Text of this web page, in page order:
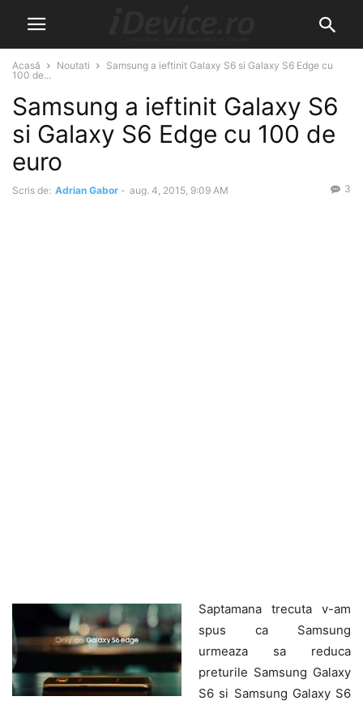
Acasă Noutati
Samsung a ieftinit Galaxy S6 si Galaxy S6 Edge cu
100 de...
Samsung a ieftinit Galaxy S6
si Galaxy S6 Edge cu 100 de
euro
Scris de: Adrian Gabor - aug. 4, 2015, 9:09 AM 3
Saptamana trecuta v-am
spus ca Samsung
urmeaza sa reduca
preturile Samsung Galaxy
S6 si Samsung Galaxy S6